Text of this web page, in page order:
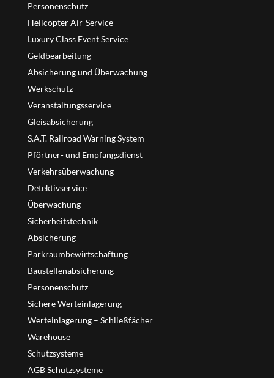
Personenschutz
Helicopter Air-Service
Luxury Class Event Service
Geldbearbeitung
Absicherung und Überwachung
Werkschutz
Veranstaltungsservice
Gleisabsicherung
S.A.T. Railroad Warning System
Pförtner- und Empfangsdienst
Verkehrsüberwachung
Detektivservice
Überwachung
Sicherheitstechnik
Absicherung
Parkraumbewirtschaftung
Baustellenabsicherung
Personenschutz
Sichere Werteinlagerung
Werteinlagerung – Schließfächer
Warehouse
Schutzsysteme
AGB Schutzsysteme